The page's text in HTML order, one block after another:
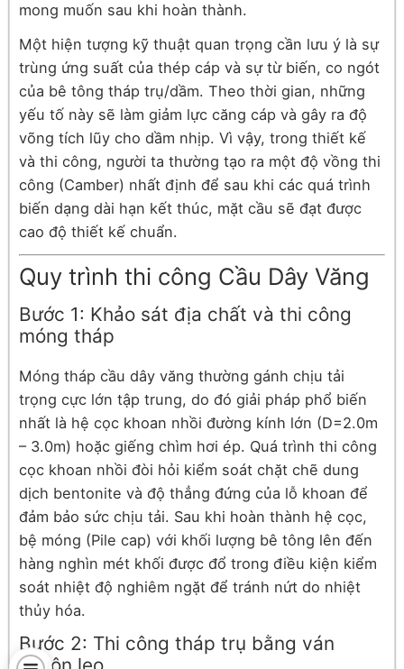
mong muốn sau khi hoàn thành.
Một hiện tượng kỹ thuật quan trọng cần lưu ý là sự
trùng ứng suất của thép cáp và sự từ biến, co ngót
của bê tông tháp trụ/dầm. Theo thời gian, những
yếu tố này sẽ làm giảm lực căng cáp và gây ra độ
võng tích lũy cho dầm nhịp. Vì vậy, trong thiết kế
và thi công, người ta thường tạo ra một độ vồng thi
công (Camber) nhất định để sau khi các quá trình
biến dạng dài hạn kết thúc, mặt cầu sẽ đạt được
cao độ thiết kế chuẩn.
Quy trình thi công Cầu Dây Văng
Bước 1: Khảo sát địa chất và thi công
móng tháp
Móng tháp cầu dây văng thường gánh chịu tải
trọng cực lớn tập trung, do đó giải pháp phổ biến
nhất là hệ cọc khoan nhồi đường kính lớn (D=2.0m
– 3.0m) hoặc giếng chìm hơi ép. Quá trình thi công
cọc khoan nhồi đòi hỏi kiểm soát chặt chẽ dung
dịch bentonite và độ thẳng đứng của lỗ khoan để
đảm bảo sức chịu tải. Sau khi hoàn thành hệ cọc,
bệ móng (Pile cap) với khối lượng bê tông lên đến
hàng nghìn mét khối được đổ trong điều kiện kiểm
soát nhiệt độ nghiêm ngặt để tránh nứt do nhiệt
thủy hóa.
Bước 2: Thi công tháp trụ bằng ván